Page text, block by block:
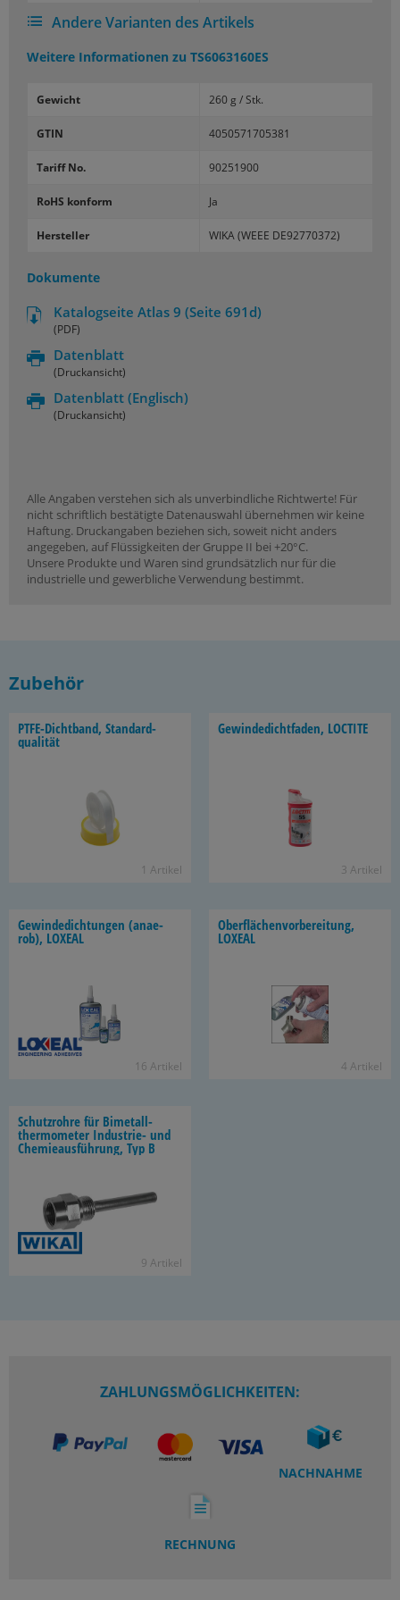
Andere Varianten des Artikels
Weitere Informationen zu TS6063160ES
Gewicht 260 g / Stk.
GTIN 4050571705381
Tariff No. 90251900
RoHS konform Ja
Hersteller WIKA (WEEE DE92770372)
Dokumente
Katalogseite Atlas 9 (Seite 691d)
(PDF)
Datenblatt
(Druckansicht)
Datenblatt (Englisch)
(Druckansicht)
Alle Angaben verstehen sich als unverbindliche Richtwerte! Für
nicht schriftlich bestätigte Datenauswahl übernehmen wir keine
Haftung. Druckangaben beziehen sich, soweit nicht anders
angegeben, auf Flüssigkeiten der Gruppe II bei +20°C.
Unsere Produkte und Waren sind grundsätzlich nur für die
industrielle und gewerbliche Verwendung bestimmt.
Zubehör
PTFE-​Dichtband, Stan­dard­
qua­li­tät
1 Ar­ti­kel
Ge­win­de­dicht­fa­den, LOC­TI­TE
3 Ar­ti­kel
Ge­win­de­dich­tun­gen (an­ae­
rob), LO­XE­AL
16 Ar­ti­kel
Ober­flä­chen­vor­be­rei­tung,
LO­XE­AL
4 Ar­ti­kel
Schutz­roh­re für Bi­me­tall­
ther­mo­me­ter Industrie-​ und
Che­mie­aus­füh­rung, Typ B
9 Ar­ti­kel
ZAHLUNGSMÖGLICHKEITEN:
NACHNAHME
RECHNUNG